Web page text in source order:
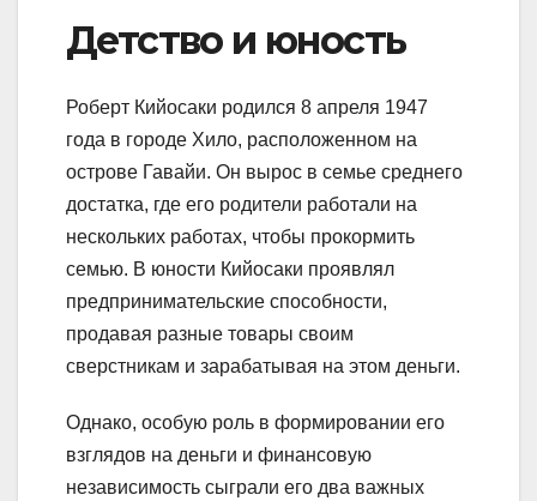
Детство и юность
Роберт Кийосаки родился 8 апреля 1947
года в городе Хило, расположенном на
острове Гавайи. Он вырос в семье среднего
достатка, где его родители работали на
нескольких работах, чтобы прокормить
семью. В юности Кийосаки проявлял
предпринимательские способности,
продавая разные товары своим
сверстникам и зарабатывая на этом деньги.
Однако, особую роль в формировании его
взглядов на деньги и финансовую
независимость сыграли его два важных